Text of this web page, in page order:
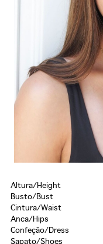
Altura/Height
Busto/Bust
Cintura/Waist
Anca/Hips
Confeção/Dress
Sapato/Shoes